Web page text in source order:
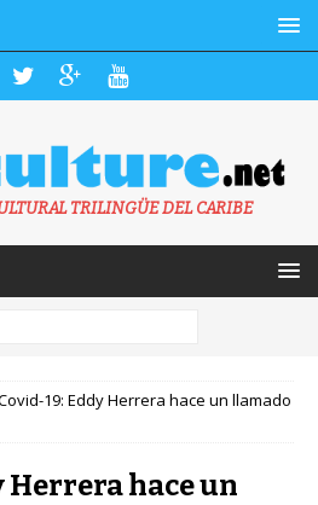
TRILINGÜE DEL CARIBE
19: Eddy Herrera hace un llamado
Herrera hace un